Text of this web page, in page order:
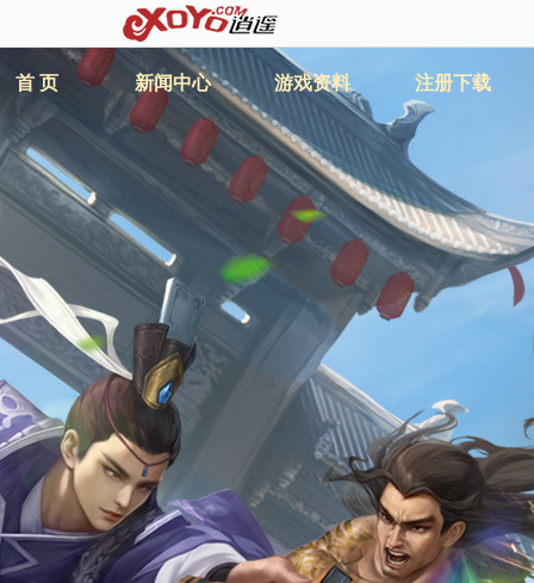
首 页 新闻中心 游戏资料 注册下载